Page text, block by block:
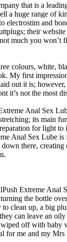
that is a
a huge range of
electrostim and
their
much you won’t
colours, white,
My first
out it is;
it’s not the most
Anal Sex
its main
for light to
Anal Sex Lube is
there, creating
Extreme Anal
the bottle
clean up, a big
can leave an
off with baby
for me and my